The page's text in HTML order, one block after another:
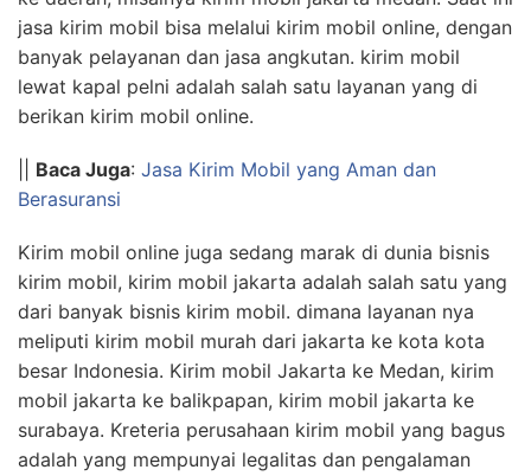
jasa kirim mobil bisa melalui kirim mobil online, dengan
banyak pelayanan dan jasa angkutan. kirim mobil
lewat kapal pelni adalah salah satu layanan yang di
berikan kirim mobil online.
Baca Juga: Jasa Kirim Mobil yang Aman dan
Berasuransi
Kirim mobil online juga sedang marak di dunia bisnis
kirim mobil, kirim mobil jakarta adalah salah satu yang
dari banyak bisnis kirim mobil. dimana layanan nya
meliputi kirim mobil murah dari jakarta ke kota kota
besar Indonesia. Kirim mobil Jakarta ke Medan, kirim
mobil jakarta ke balikpapan, kirim mobil jakarta ke
surabaya. Kreteria perusahaan kirim mobil yang bagus
adalah yang mempunyai legalitas dan pengalaman